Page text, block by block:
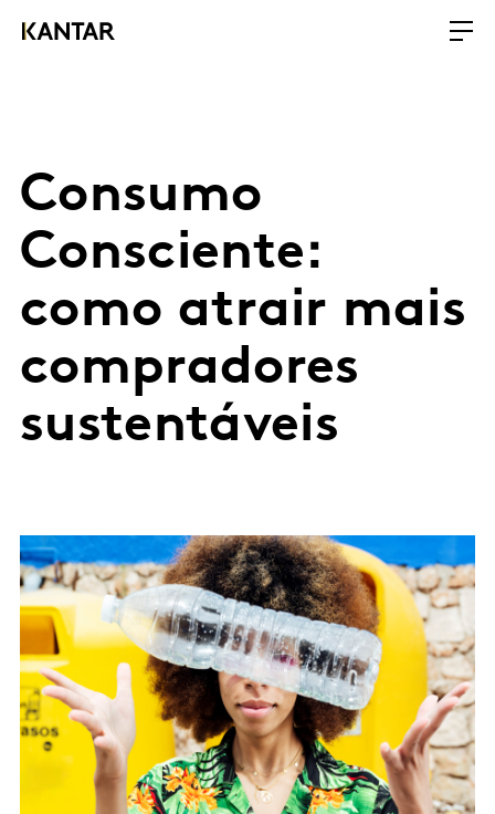
Consumo
Consciente:
como atrair mais
compradores
sustentáveis